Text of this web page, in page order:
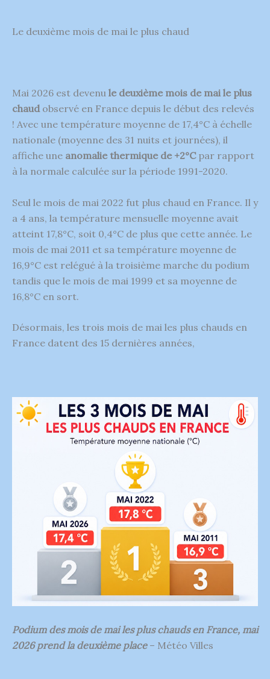
Le deuxième mois de mai le plus chaud
Mai 2026 est devenu le deuxième mois de mai le plus
chaud observé en France depuis le début des relevés
! Avec une température moyenne de 17,4°C à échelle
nationale (moyenne des 31 nuits et journées), il
affiche une anomalie thermique de +2°Cpar rapport
à la normale calculée sur la période 1991-2020.
Seul le mois de mai 2022 fut plus chaud en France. Il y
a 4 ans, la température mensuelle moyenne avait
atteint 17,8°C, soit 0,4°C de plus que cette année. Le
mois de mai 2011 et sa température moyenne de
16,9°C est relégué à la troisième marche du podium
tandis que le mois de mai 1999 et sa moyenne de
16,8°C en sort.
Désormais, les trois mois de mai les plus chauds en
France datent des 15 dernières années,
Podium des mois de mai les plus chauds en France, mai
2026 prend la deuxième place– Météo Villes